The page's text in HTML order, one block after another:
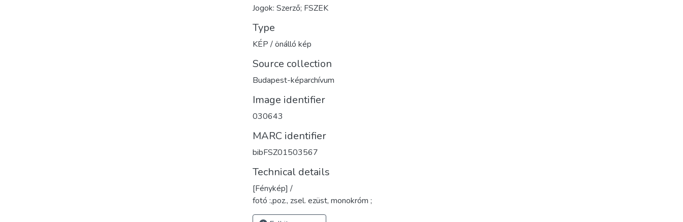
Jogok: Szerző; FSZEK
Type
KÉP / önálló kép
Source collection
Budapest-képarchívum
Image identifier
030643
MARC identifier
bibFSZ01503567
Technical details
[Fénykép] /
fotó :,poz., zsel. ezüst, monokróm ;